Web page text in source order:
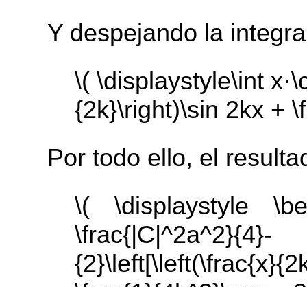
Y despejando la
\( \displaystyle\int
{2k}\right)\sin 2kx +
Por todo ello, el
\( \displaystyle